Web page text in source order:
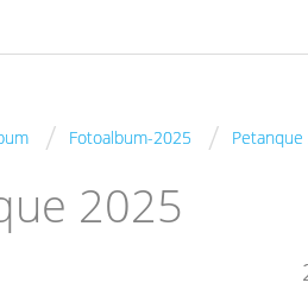
/ Fotoalbum-2025 / Petanque
2025